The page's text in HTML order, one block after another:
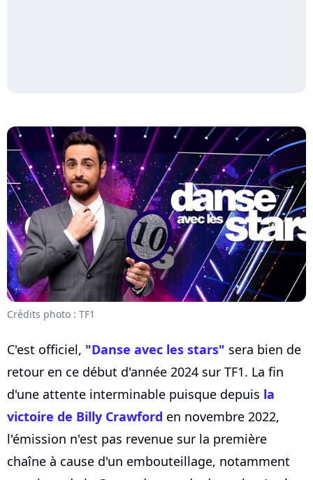
Crédits photo : TF1
C'est officiel, "Danse avec les stars" sera bien de
retour en ce début d'année 2024 sur TF1. La fin
d'une attente interminable puisque depuis la
victoire de Billy Crawford en novembre 2022,
l'émission n'est pas revenue sur la première
chaîne à cause d'un embouteillage, notamment